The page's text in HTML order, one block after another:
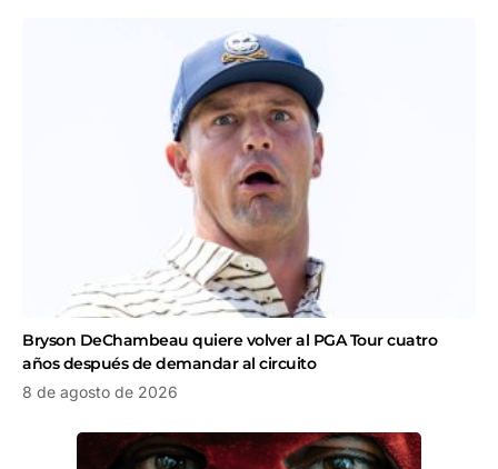
Bryson DeChambeau quiere volver al PGA Tour cuatro
años después de demandar al circuito
8 de agosto de 2026